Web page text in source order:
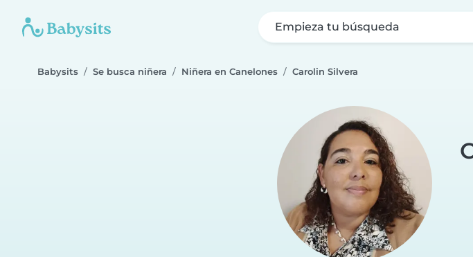
Empieza tu búsqueda
Babysits Se busca niñera Niñera en Canelones Carolin Silvera